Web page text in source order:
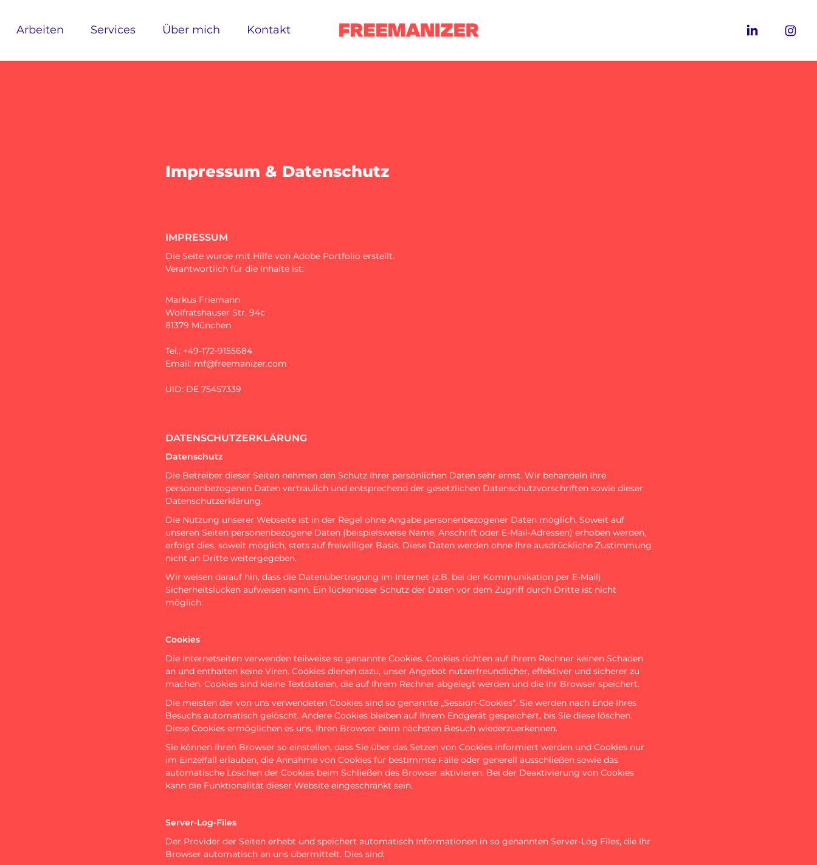
Arbeiten Services Über mich Kontakt
Impressum & Datenschutz
IMPRESSUM
Die Seite wurde mit Hilfe von Adobe Portfolio erstellt.
Verantwortlich für die Inhalte ist:
Markus Friemann
Wolfratshauser Str. 94c
81379 München
Tel.: +49-172-9155684
Email: mf@freemanizer.com
UID: DE 75457339
DATENSCHUTZERKLÄRUNG
Datenschutz
Die Betreiber dieser Seiten nehmen den Schutz Ihrer persönlichen Daten sehr ernst. Wir behandeln Ihre
personenbezogenen Daten vertraulich und entsprechend der gesetzlichen Datenschutzvorschriften sowie dieser
Datenschutzerklärung.
Die Nutzung unserer Webseite ist in der Regel ohne Angabe personenbezogener Daten möglich. Soweit auf
unseren Seiten personenbezogene Daten (beispielsweise Name, Anschrift oder E-Mail-Adressen) erhoben werden,
erfolgt dies, soweit möglich, stets auf freiwilliger Basis. Diese Daten werden ohne Ihre ausdrückliche Zustimmung
nicht an Dritte weitergegeben.
Wir weisen darauf hin, dass die Datenübertragung im Internet (z.B. bei der Kommunikation per E-Mail)
Sicherheitslücken aufweisen kann. Ein lückenloser Schutz der Daten vor dem Zugriff durch Dritte ist nicht
möglich.
Cookies
Die Internetseiten verwenden teilweise so genannte Cookies. Cookies richten auf Ihrem Rechner keinen Schaden
an und enthalten keine Viren. Cookies dienen dazu, unser Angebot nutzerfreundlicher, effektiver und sicherer zu
machen. Cookies sind kleine Textdateien, die auf Ihrem Rechner abgelegt werden und die Ihr Browser speichert.
Die meisten der von uns verwendeten Cookies sind so genannte „Session-Cookies“. Sie werden nach Ende Ihres
Besuchs automatisch gelöscht. Andere Cookies bleiben auf Ihrem Endgerät gespeichert, bis Sie diese löschen.
Diese Cookies ermöglichen es uns, Ihren Browser beim nächsten Besuch wiederzuerkennen.
Sie können Ihren Browser so einstellen, dass Sie über das Setzen von Cookies informiert werden und Cookies nur
im Einzelfall erlauben, die Annahme von Cookies für bestimmte Fälle oder generell ausschließen sowie das
automatische Löschen der Cookies beim Schließen des Browser aktivieren. Bei der Deaktivierung von Cookies
kann die Funktionalität dieser Website eingeschränkt sein.
Server-Log-Files
Der Provider der Seiten erhebt und speichert automatisch Informationen in so genannten Server-Log Files, die Ihr
Browser automatisch an uns übermittelt. Dies sind: